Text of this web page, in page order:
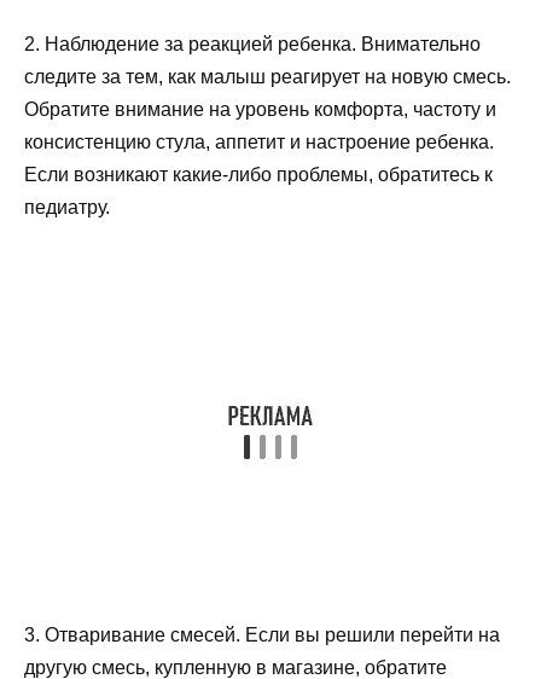
2. Наблюдение за реакцией ребенка. Внимательно
следите за тем, как малыш реагирует на новую смесь.
Обратите внимание на уровень комфорта, частоту и
консистенцию стула, аппетит и настроение ребенка.
Если возникают какие-либо проблемы, обратитесь к
педиатру.
3. Отваривание смесей. Если вы решили перейти на
другую смесь, купленную в магазине, обратите